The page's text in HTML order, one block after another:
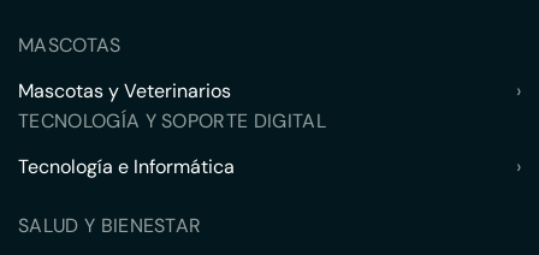
MASCOTAS
Mascotas y Veterinarios
›
TECNOLOGÍA Y SOPORTE DIGITAL
Tecnología e Informática
›
SALUD Y BIENESTAR